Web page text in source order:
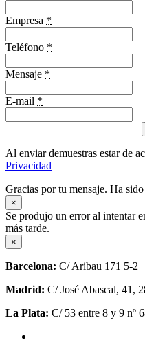
Empresa *
Teléfono *
Mensaje *
E-mail *
Al enviar demuestras estar de
Privacidad
Gracias por tu mensaje. Ha
×
Se produjo un error al intentar
más tarde.
×
Barcelona: C/ Aribau 171 5-2
Madrid: C/ José Abascal, 41,
La Plata: C/ 53 entre 8 y 9 nº